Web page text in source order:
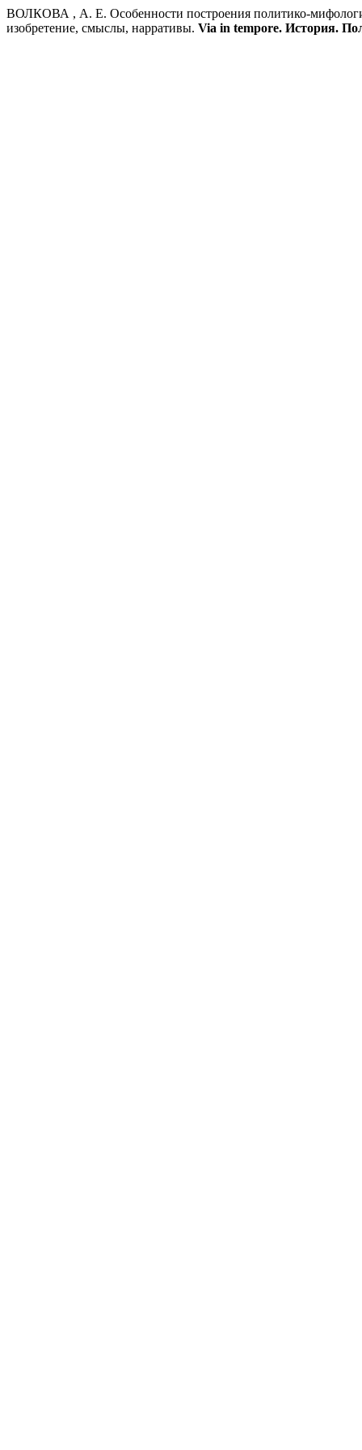
ВОЛКОВА , А. Е. Особенности построения политико-
изобретение, смыслы, нарративы. Via in tempore. История.